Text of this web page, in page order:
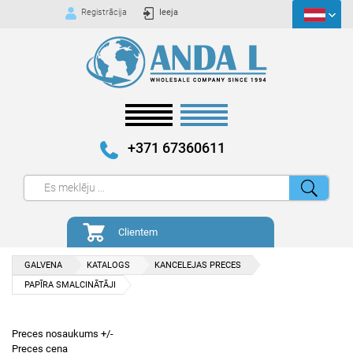
Registrācija Ieeja
+371 67360611
Clientem
GALVENA KATALOGS
KANCELEJAS PRECES
PAPĪRA SMALCINĀTĀJI
Preces nosaukums +/-
Preces cena